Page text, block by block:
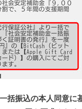
括振込の本人同意に